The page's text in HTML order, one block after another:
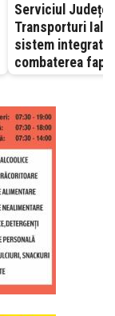
Serviciul
Transporturi Ialomița –
sistem integrat,
combaterea